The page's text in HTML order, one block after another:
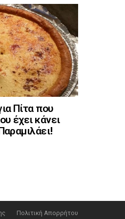
Πίτα που
έχει κάνει
Πολιτική Απορρήτου